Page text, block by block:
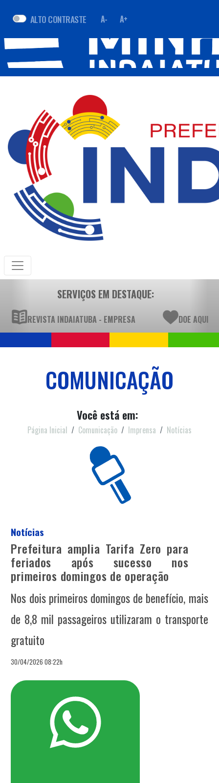
ALTO CONTRASTE A- A+
SERVIÇOS EM DESTAQUE:
REVISTA INDAIATUBA - EMPRESA DOE AQUI
COMUNICAÇÃO
Você está em:
Página Inicial Comunicação Imprensa Notícias
Notícias
Prefeitura amplia Tarifa Zero para
feriados após sucesso nos
primeiros domingos de operação
Nos dois primeiros domingos de benefício, mais
de 8,8 mil passageiros utilizaram o transporte
gratuito
30/04/2026 08:22h